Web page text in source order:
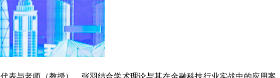
代表与老师（教授），张羽结合学术理论与其在金融科技行业实战中的应用案